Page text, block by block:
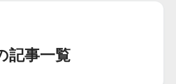
記事一覧